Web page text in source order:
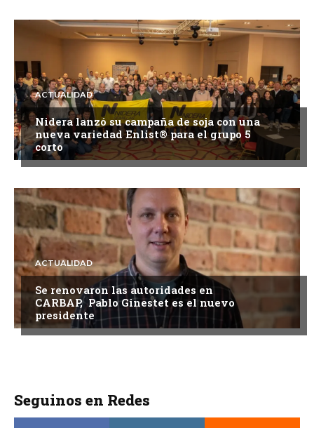
ACTUALIDAD
Nidera lanzó su campaña de soja con una
nueva variedad Enlist® para el grupo 5
corto
ACTUALIDAD
Se renovaron las autoridades en
CARBAP, Pablo Ginestet es el nuevo
presidente
Seguinos en Redes